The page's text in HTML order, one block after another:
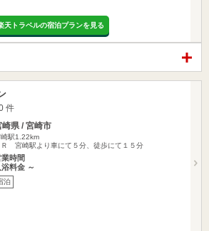
天トラベルの宿泊プランを見る
件
崎県 / 宮崎市
駅1.22km
Ｒ 宮崎駅より車にて５分、徒歩にて１５分
業時間
浴料金 ～
泊